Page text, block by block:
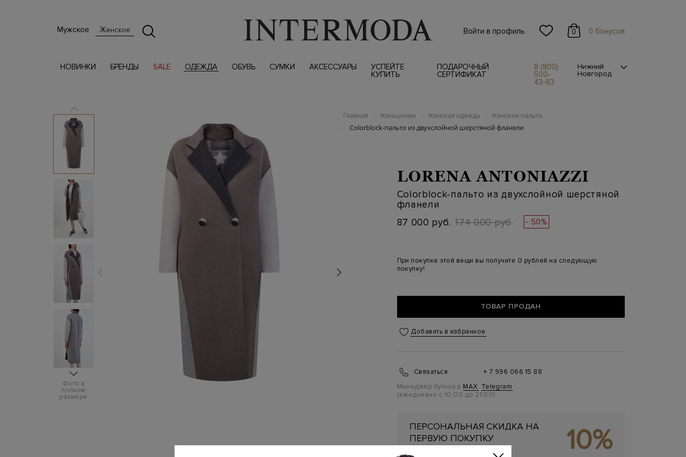
Мужское Женское Войти в профиль 0 0 бонусов
НОВИНКИ БРЕНДЫ SALE ОДЕЖДА ОБУВЬ СУМКИ АКСЕССУАРЫ
УСПЕЙТЕ
КУПИТЬ
ПОДАРОЧНЫЙ
СЕРТИФИКАТ
8 (800)
500-
43-83
Нижний
Новгород
Фото в
полном
размере
Главная / Женщинам / Женская одежда / Женские пальто
/ Colorblock-пальто из двухслойной шерстяной фланели
LORENA ANTONIAZZI
Colorblock-пальто из двухслойной шерстяной
фланели
87 000 руб. 174 000 руб. - 50%
При покупке этой вещи вы получите 0 рублей на следующую
покупку!
ТОВАР ПРОДАН
Добавить в избранное
Связаться
+ 7 996 066 15 88
Менеджер бутика в MAX, Telegram
(ежедневно с 10:00 до 21:00)
ПЕРСОНАЛЬНАЯ СКИДКА НА
ПЕРВУЮ ПОКУПКУ
Подробнее 10%